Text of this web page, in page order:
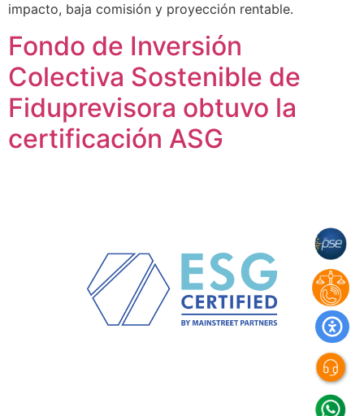
impacto, baja comisión y proyección rentable.
Fondo de Inversión
Colectiva Sostenible de
Fiduprevisora obtuvo la
certificación ASG